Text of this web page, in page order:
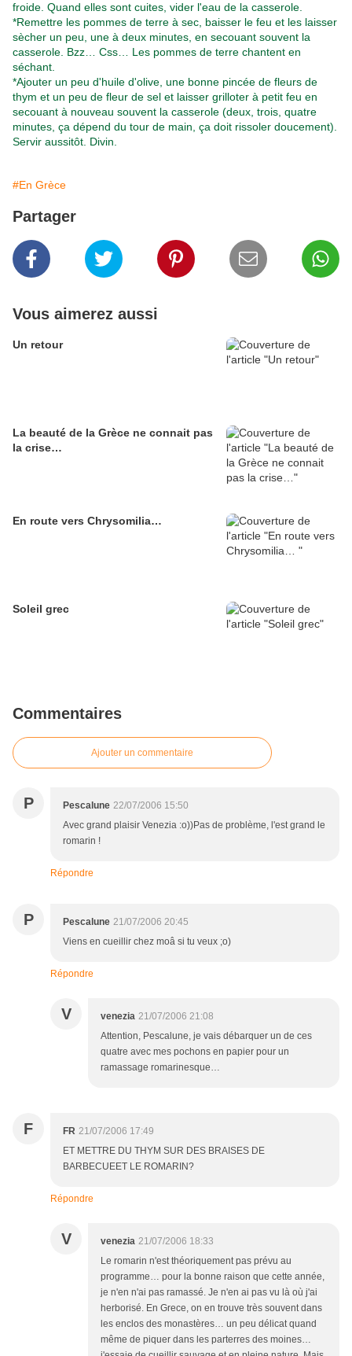
froide. Quand elles sont cuites, vider l'eau de la casserole.
*Remettre les pommes de terre à sec, baisser le feu et les laisser
sècher un peu, une à deux minutes, en secouant souvent la
casserole. Bzz… Css… Les pommes de terre chantent en
séchant.
*Ajouter un peu d'huile d'olive, une bonne pincée de fleurs de
thym et un peu de fleur de sel et laisser grilloter à petit feu en
secouant à nouveau souvent la casserole (deux, trois, quatre
minutes, ça dépend du tour de main, ça doit rissoler doucement).
Servir aussitôt. Divin.
#En Grèce
Partager
Vous aimerez aussi
Un retour
La beauté de la Grèce ne connait pas
la crise…
En route vers Chrysomilia…
Soleil grec
Commentaires
Ajouter un commentaire
P Pescalune 22/07/2006 15:50
Avec grand plaisir Venezia :o))Pas de problème, l'est grand le
romarin !
Répondre
P Pescalune 21/07/2006 20:45
Viens en cueillir chez moâ si tu veux ;o)
Répondre
V venezia 21/07/2006 21:08
Attention, Pescalune, je vais débarquer un de ces
quatre avec mes pochons en papier pour un
ramassage romarinesque…
F FR 21/07/2006 17:49
ET METTRE DU THYM SUR DES BRAISES DE
BARBECUEET LE ROMARIN?
Répondre
V venezia 21/07/2006 18:33
Le romarin n'est théoriquement pas prévu au
programme… pour la bonne raison que cette année,
je n'en n'ai pas ramassé. Je n'en ai pas vu là où j'ai
herborisé. En Grece, on en trouve très souvent dans
les enclos des monastères… un peu délicat quand
même de piquer dans les parterres des moines…